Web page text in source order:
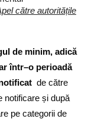
către autoritățile
de minim, adică
într–o perioadă
de către
notificare și după
pe categorii de